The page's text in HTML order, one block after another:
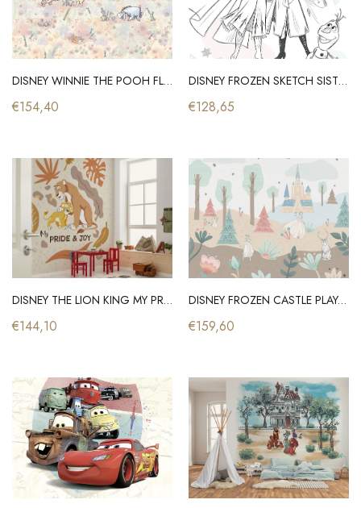
DISNEY WINNIE THE POOH FLOWERFIELD
€154,40
DISNEY FROZEN SKETCH SISTERS
€128,65
DISNEY THE LION KING MY PRIDE AND JOY
€144,10
DISNEY FROZEN CASTLE PLAYGROUND
€159,60